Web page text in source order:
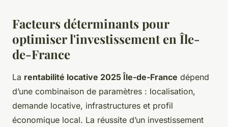
Facteurs déterminants pour
optimiser l'investissement en Île-
de-France
La rentabilité locative 2025 Île-de-France dépend
d’une combinaison de paramètres : localisation,
demande locative, infrastructures et profil
économique local. La réussite d’un investissement